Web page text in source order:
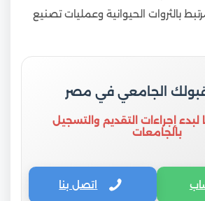
بالثروات الحيوانية وعمليات تصنيع
قبولك الجامعي في مصر
إجراءات التقديم والتسجيل
بالجامعات
اتصل بنا